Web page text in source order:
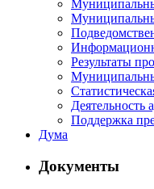
Результаты
Деятельность
Поддержка
Дума
Документы